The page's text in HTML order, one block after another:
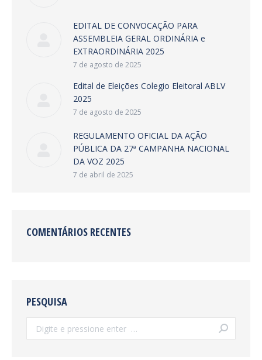
EDITAL DE CONVOCAÇÃO PARA
ASSEMBLEIA GERAL ORDINÁRIA e
EXTRAORDINÁRIA 2025
7 de agosto de 2025
Edital de Eleições Colegio Eleitoral ABLV
2025
7 de agosto de 2025
REGULAMENTO OFICIAL DA AÇÃO
PÚBLICA DA 27ª CAMPANHA NACIONAL
DA VOZ 2025
7 de abril de 2025
COMENTÁRIOS RECENTES
PESQUISA
Search: